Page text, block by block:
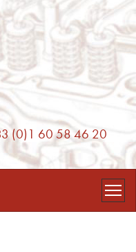
(0)1 60 58 46 20